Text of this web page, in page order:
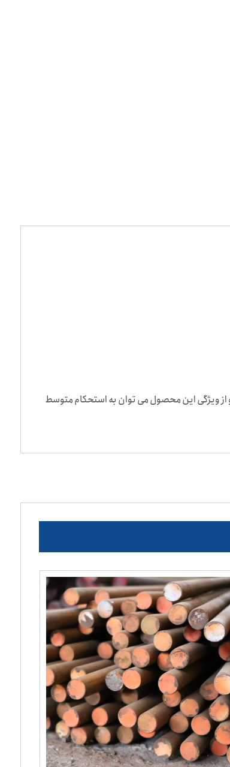
ویژگی این محصول می توان به استحکام متوسط